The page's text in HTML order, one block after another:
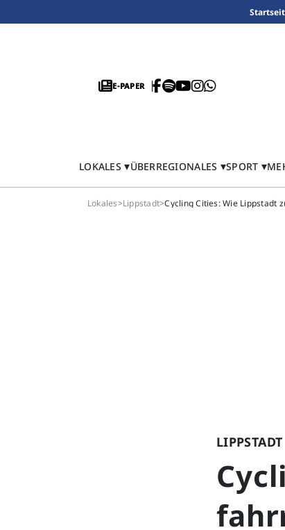
E-PAPER
LOKALES ÜBERREGIONALES SPORT
Lokales>Lippstadt>Cycling Cities: Wie Lippstadt
LIPPSTADT